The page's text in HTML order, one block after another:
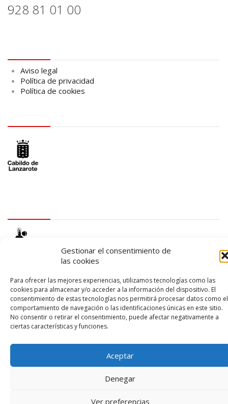
Gestionar el consentimiento de
las cookies
Para ofrecer las mejores experiencias, utilizamos tecnologías como las
cookies para almacenar y/o acceder a la información del dispositivo. El
consentimiento de estas tecnologías nos permitirá procesar datos como el
comportamiento de navegación o las identificaciones únicas en este sitio.
No consentir o retirar el consentimiento, puede afectar negativamente a
ciertas características y funciones.
Aceptar
Denegar
Ver preferencias
928 81 01 00
Aviso legal
Política de privacidad
Política de cookies
© 2026 – Lanzarote Deportes – Todos los derechos reservados
Diseño web porSolucionet